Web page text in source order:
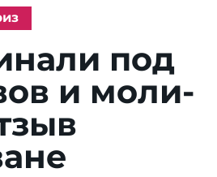
под
и мо­ли­